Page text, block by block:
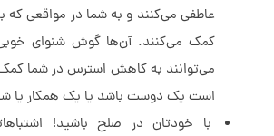
عاطفی می‌کنند و به شما در مواقعی که به کمک
کمک می‌کنند. آن‌ها گوش شنوای خوبی
می‌توانند به کاهش استرس در شما کمک
است یک دوست باشد یا یک همکار یا شاید
با خودتان در صلح باشید! اشتباهاتتان را